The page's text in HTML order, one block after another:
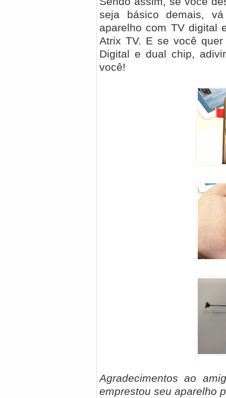
seja básico demais,
aparelho com TV digital
Atrix TV. E se você
Digital e dual chip,
você!
Agradecimentos ao
emprestou seu aparelho